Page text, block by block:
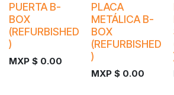
PUERTA B-
BOX
(REFURBISHED
)
MXP $ 0.00
PLACA
METÁLICA B-
BOX
(REFURBISHED
)
MXP $ 0.00